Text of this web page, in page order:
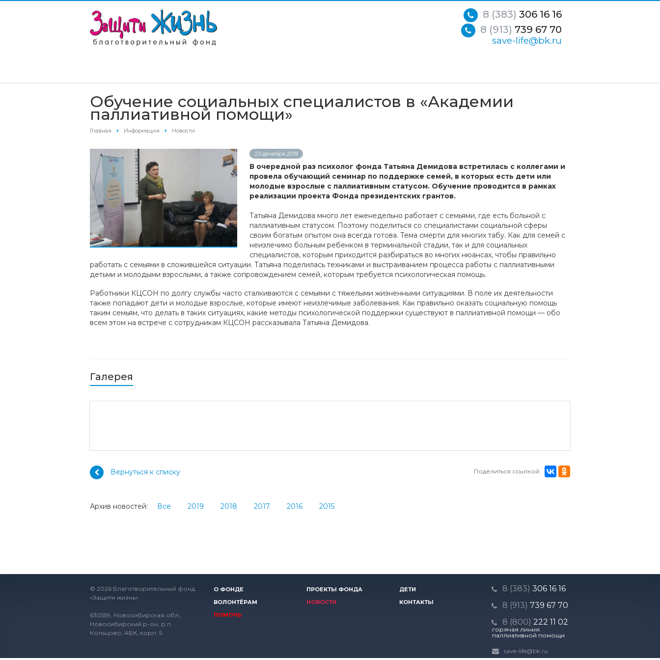
8 (383) 306 16 16
8 (913) 739 67 70
save-life@bk.ru
Обучение социальных специалистов в «Академии
паллиативной помощи»
Главная Информация Новости
23 декабря 2019
В очередной раз психолог фонда Татьяна Демидова встретилась с коллегами и
провела обучающий семинар по поддержке семей, в которых есть дети или
молодые взрослые с паллиативным статусом. Обучение проводится в рамках
реализации проекта Фонда президентских грантов.
Татьяна Демидова много лет еженедельно работает с семьями, где есть больной с
паллиативным статусом. Поэтому поделиться со специалистами социальной сферы
своим богатым опытом она всегда готова. Тема смерти для многих табу. Как для семей с
неизлечимо больным ребенком в терминальной стадии, так и для социальных
специалистов, которым приходится разбираться во многих нюансах, чтобы правильно
работать с семьями в сложившейся ситуации. Татьяна поделилась техниками и выстраиванием процесса работы с паллиативными
детьми и молодыми взрослыми, а также сопровождением семей, которым требуется психологическая помощь.
Работники КЦСОН по долгу службы часто сталкиваются с семьями с тяжелыми жизненными ситуациями. В поле их деятельности
также попадают дети и молодые взрослые, которые имеют неизлечимые заболевания. Как правильно оказать социальную помощь
таким семьям, что делать в таких ситуациях, какие методы психологической поддержки существуют в паллиативной помощи — обо
всем этом на встрече с сотрудникам КЦСОН рассказывала Татьяна Демидова.
Галерея
Поделиться ссылкой:
Вернуться к списку
Архив новостей: Все 2019 2018 2017 2016 2015
© 2026 Благотворительный фонд
«Защити жизнь»
630559, Новосибирская обл.,
Новосибирский р-он, р.п.
Кольцово, АБК, корп. 5
О ФОНДЕ ПРОЕКТЫ ФОНДА
ДЕТИ
ВОЛОНТЁРАМ
НОВОСТИ
КОНТАКТЫ
ПОМОЧЬ
8 (383) 306 16 16
8 (913) 739 67 70
8 (800) 222 11 02
горячая линия
паллиативной помощи
save-life@bk.ru